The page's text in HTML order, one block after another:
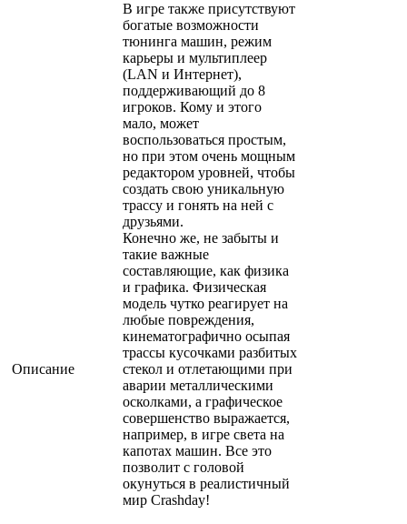
Описание
В игре также присутствуют
богатые возможности
тюнинга машин, режим
карьеры и мультиплеер
(LAN и Интернет),
поддерживающий до 8
игроков. Кому и этого
мало, может
воспользоваться простым,
но при этом очень мощным
редактором уровней, чтобы
создать свою уникальную
трассу и гонять на ней с
друзьями.
Конечно же, не забыты и
такие важные
составляющие, как физика
и графика. Физическая
модель чутко реагирует на
любые повреждения,
кинематографично осыпая
трассы кусочками разбитых
стекол и отлетающими при
аварии металлическими
осколками, а графическое
совершенство выражается,
например, в игре света на
капотах машин. Все это
позволит с головой
окунуться в реалистичный
мир Crashday!